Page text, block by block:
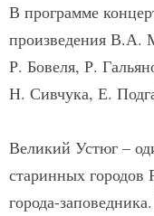
В программе
произведения В.А.
Р. Бовеля, Р.
Н. Сивчука, Е.
Великий Устюг –
старинных городов
города-